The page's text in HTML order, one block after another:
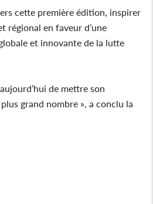
cette première édition, inspirer
régional en faveur d’une
et innovante de la lutte
de mettre son
grand nombre », a conclu la